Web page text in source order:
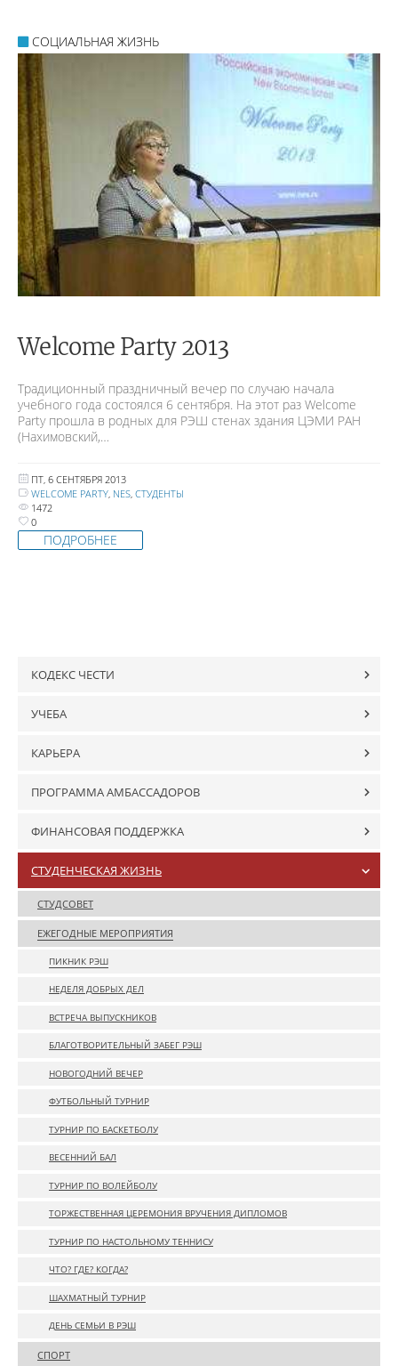
СОЦИАЛЬНАЯ ЖИЗНЬ
Welcome Party 2013
Традиционный праздничный вечер по случаю начала
учебного года состоялся 6 сентября. На этот раз Welcome
Party прошла в родных для РЭШ стенах здания ЦЭМИ РАН
(Нахимовский,…
ПТ, 6 СЕНТЯБРЯ 2013
WELCOME PARTY NES СТУДЕНТЫ
1472
0
ПОДРОБНЕЕ
КОДЕКС ЧЕСТИ
УЧЕБА
КАРЬЕРА
ПРОГРАММА АМБАССАДОРОВ
ФИНАНСОВАЯ ПОДДЕРЖКА
СТУДЕНЧЕСКАЯ ЖИЗНЬ
СТУДСОВЕТ
ЕЖЕГОДНЫЕ МЕРОПРИЯТИЯ
ПИКНИК РЭШ
НЕДЕЛЯ ДОБРЫХ ДЕЛ
ВСТРЕЧА ВЫПУСКНИКОВ
БЛАГОТВОРИТЕЛЬНЫЙ ЗАБЕГ РЭШ
НОВОГОДНИЙ ВЕЧЕР
ФУТБОЛЬНЫЙ ТУРНИР
ТУРНИР ПО БАСКЕТБОЛУ
ВЕСЕННИЙ БАЛ
ТУРНИР ПО ВОЛЕЙБОЛУ
ТОРЖЕСТВЕННАЯ ЦЕРЕМОНИЯ ВРУЧЕНИЯ ДИПЛОМОВ
ТУРНИР ПО НАСТОЛЬНОМУ ТЕННИСУ
ЧТО? ГДЕ? КОГДА?
ШАХМАТНЫЙ ТУРНИР
ДЕНЬ СЕМЬИ В РЭШ
СПОРТ